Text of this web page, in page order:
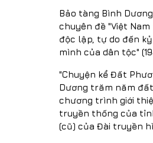
Bảo tàng Bình
chuyên đề "Việt
độc lập, tự do đến
mình của dân tộc"
"Chuyện kể Đất
Dương trăm năm
chương trình giới
truyền thống của
(cũ) của Đài truyền